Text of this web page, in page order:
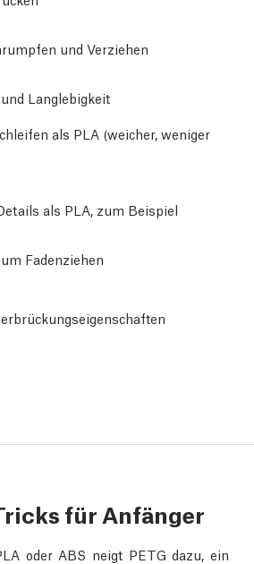
und Verziehen
Langlebigkeit
als PLA (weicher, weniger
als PLA, zum Beispiel
Fadenziehen
für Anfänger
oder ABS neigt PETG dazu, ein